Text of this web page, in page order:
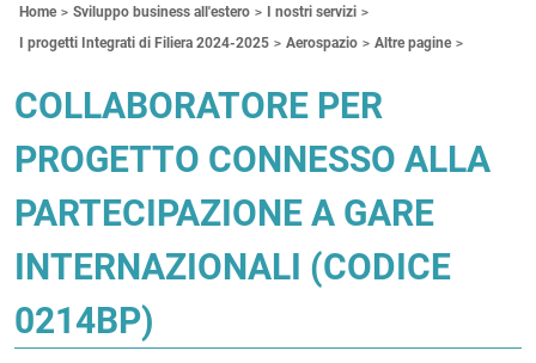
Home Sviluppo business all'estero
I nostri servizi
I progetti Integrati di Filiera 2024-2025
Aerospazio Altre pagine
COLLABORATORE PER
PROGETTO CONNESSO ALLA
PARTECIPAZIONE A GARE
INTERNAZIONALI (CODICE
0214BP)